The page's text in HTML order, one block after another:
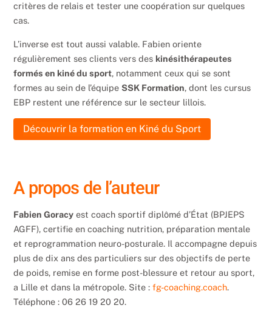
critères de relais et tester une coopération sur quelques
cas.
L’inverse est tout aussi valable. Fabien oriente
régulièrement ses clients vers des kinésithérapeutes
formés en kiné du sport, notamment ceux qui se sont
formes au sein de l’équipeSSK Formation, dont les cursus
EBP restent une référence sur le secteur lillois.
Découvrir la formation en Kiné du Sport
A propos de l’auteur
Fabien Goracy est coach sportif diplômé d’État (BPJEPS
AGFF), certifie en coaching nutrition, préparation mentale
et reprogrammation neuro-posturale. Il accompagne depuis
plus de dix ans des particuliers sur des objectifs de perte
de poids, remise en forme post-blessure et retour au sport,
a Lille et dans la métropole. Site :fg-coaching.coach.
Téléphone : 06 26 19 20 20.